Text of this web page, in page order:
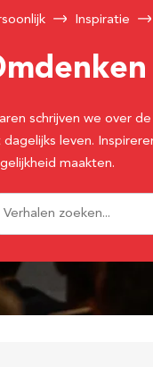
Inspiratie
schrijven we over
dagelijks leven.
maakten.